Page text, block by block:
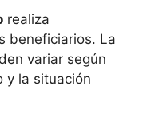
realiza
beneficiarios. La
variar según
y la situación